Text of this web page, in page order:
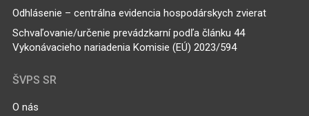
Odhlásenie – centrálna evidencia hospodárskych zvierat
Schvaľovanie/určenie prevádzkarní podľa článku 44
Vykonávacieho nariadenia Komisie (EÚ) 2023/594
ŠVPS SR
O nás